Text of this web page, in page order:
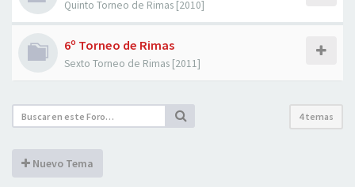
Quinto Torneo de Rimas [2010]
6º Torneo de Rimas
Sexto Torneo de Rimas [2011]
4 temas
Nuevo Tema